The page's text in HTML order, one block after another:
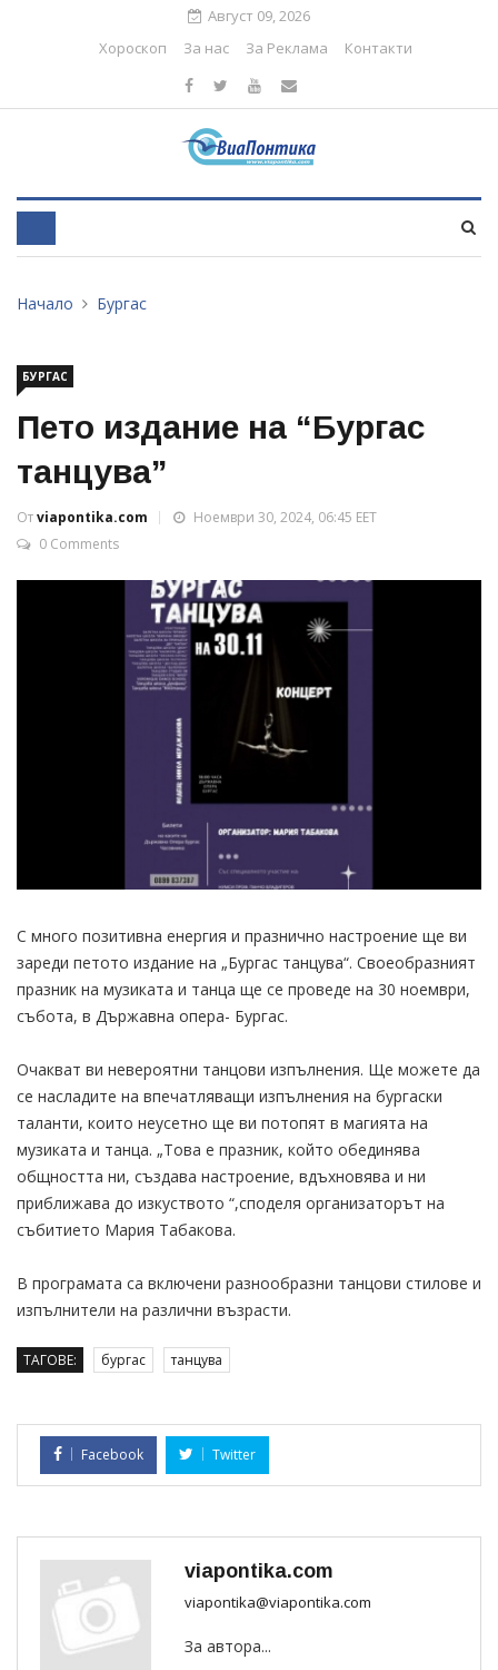
Август 09, 2026
Хороскоп
За нас За Реклама Контакти
Начало Бургас
БУРГАС
Пето издание на “Бургас
танцува”
Отviapontika.com
Ноември 30, 2024, 06:45 EET
0 Comments
С много позитивна енергия и празнично настроение ще ви
зареди петото издание на „Бургас танцува“. Своеобразният
празник на музиката и танца ще се проведе на 30 ноември,
събота, в Държавна опера- Бургас.
Очакват ви невероятни танцови изпълнения. Ще можете да
се насладите на впечатляващи изпълнения на бургаски
таланти, които неусетно ще ви потопят в магията на
музиката и танца. „Това е празник, който обединява
общността ни, създава настроение, вдъхновява и ни
приближава до изкуството “,споделя организаторът на
събитието Мария Табакова.
В програмата са включени разнообразни танцови стилове и
изпълнители на различни възрасти.
ТАГОВЕ: бургас танцува
Facebook Twitter
viapontika.com
viapontika@viapontika.com
За автора...